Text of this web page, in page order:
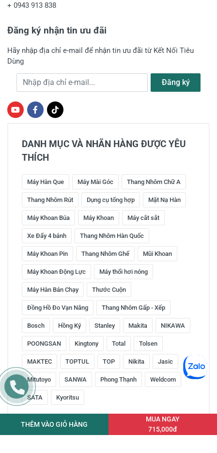
+ 0943 913 838
Đăng ký nhận tin ưu đãi
Hãy nhập địa chỉ e-mail để nhận tin ưu đãi từ Kết Nối Tiêu
Dùng
Địa chỉ e-mail Đăng ký
DANH MỤC VÀ NHÃN HÀNG ĐƯỢC YÊU
THÍCH
Máy Hàn Que Máy Mài Góc Thang Nhôm Chữ A
Thang Nhôm Rút Dụng cụ tổng hợp Mặt Nạ Hàn
Máy Khoan Búa Máy Khoan Máy cắt sắt
Xe Đẩy 4 bánh Thang Nhôm Hàn Quốc
Máy Khoan Pin Thang Nhôm Ghế Mũi Khoan
Máy Khoan Động Lực Máy thổi hơi nóng
Máy Hàn Bán Chạy Thước Cuộn
Đồng Hồ Đo Vạn Năng Thang Nhôm Gấp - Xếp
Bosch Hồng Ký Stanley Makita NIKAWA
POONGSAN Kingtony Total Tolsen
MAKTEC TOPTUL TOP Nikita Jasic
Mitutoyo SANWA Phong Thạnh Weldcom
SATA Kyoritsu
THÊM VÀO GIỎ HÀNG
MUA NGAY
715,000đ